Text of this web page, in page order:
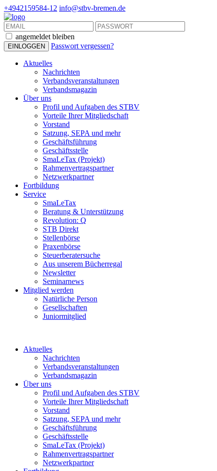
+4942159584-12 info@stbv-bremen.de
angemeldet bleiben
Passwort vergessen?
Aktuelles
Nachrichten
Verbandsveranstaltungen
Verbandsmagazin
Über uns
Profil und Aufgaben des STBV
Vorteile Ihrer Mitgliedschaft
Vorstand
Satzung, SEPA und mehr
Geschäftsführung
Geschäftsstelle
SmaLeTax (Projekt)
Rahmenvertragspartner
Netzwerkpartner
Fortbildung
Service
SmaLeTax
Beratung & Unterstützung
Revolution: Q
STB Direkt
Stellenbörse
Praxenbörse
Steuerberatersuche
Aus unserem Bücherregal
Newsletter
Seminarnews
Mitglied werden
Natürliche Person
Gesellschaften
Juniormitglied
Aktuelles
Nachrichten
Verbandsveranstaltungen
Verbandsmagazin
Über uns
Profil und Aufgaben des STBV
Vorteile Ihrer Mitgliedschaft
Vorstand
Satzung, SEPA und mehr
Geschäftsführung
Geschäftsstelle
SmaLeTax (Projekt)
Rahmenvertragspartner
Netzwerkpartner